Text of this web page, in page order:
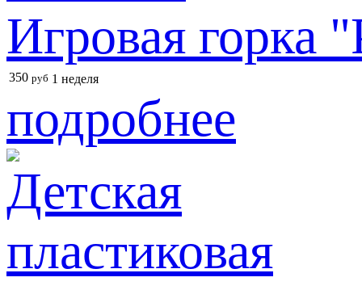
Игровая горка
350 руб 1 неделя
подробнее